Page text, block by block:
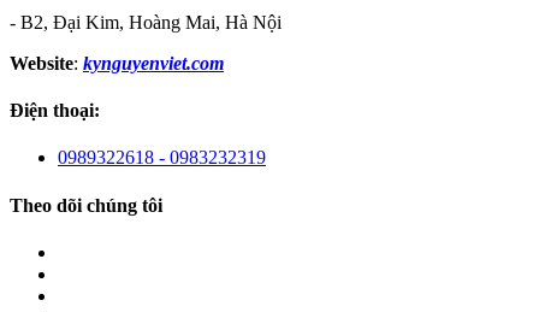
- B2, Đại Kim, Hoàng Mai, Hà Nội
Website: kynguyenviet.com
Điện thoại:
0989322618 - 0983232319
Theo dõi chúng tôi